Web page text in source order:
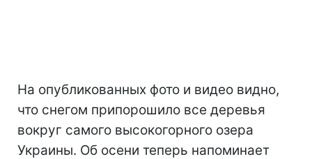
На опубликованных фото и видео видно,
что снегом припорошило все деревья
вокруг самого высокогорного озера
Украины. Об осени теперь напоминает